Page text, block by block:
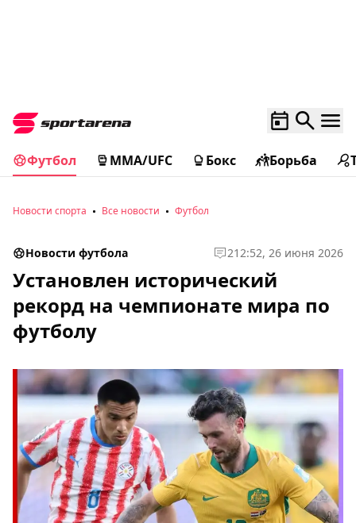
Футбол MMA/UFC Бокс Борьба
Новости спорта Все новости Футбол
Новости футбола 212:52, 26 июня 2026
Установлен исторический
рекорд на чемпионате мира по
футболу